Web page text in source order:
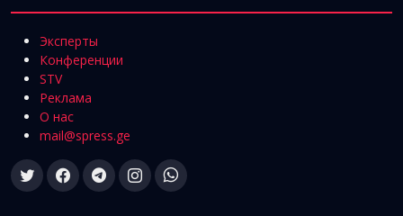
Эксперты
Конференции
STV
Реклама
О нас
mail@spress.ge